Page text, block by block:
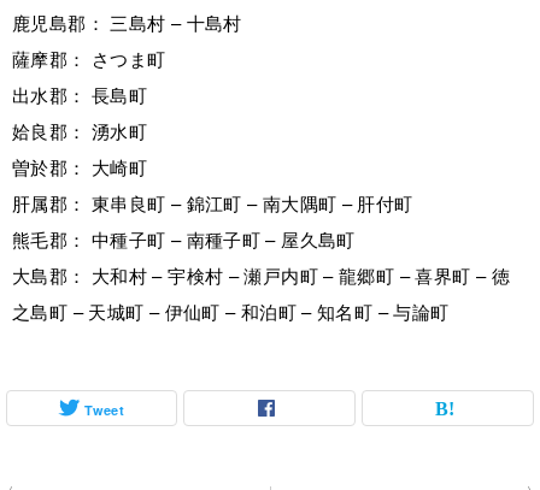
鹿児島郡： 三島村 – 十島村
薩摩郡： さつま町
出水郡： 長島町
姶良郡： 湧水町
曽於郡： 大崎町
肝属郡： 東串良町 – 錦江町 – 南大隅町 – 肝付町
熊毛郡： 中種子町 – 南種子町 – 屋久島町
大島郡： 大和村 – 宇検村 – 瀬戸内町 – 龍郷町 – 喜界町 – 徳
之島町 – 天城町 – 伊仙町 – 和泊町 – 知名町 – 与論町
Tweet